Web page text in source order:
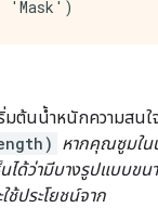
ริ่มต้นน้ำหนักความสน
หากคุณซูมใน
ได้ว่ามีบางรูปแบบขน
ช้ประโยชน์จาก